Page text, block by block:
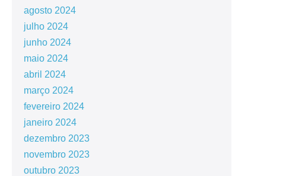
agosto 2024
julho 2024
junho 2024
maio 2024
abril 2024
março 2024
fevereiro 2024
janeiro 2024
dezembro 2023
novembro 2023
outubro 2023